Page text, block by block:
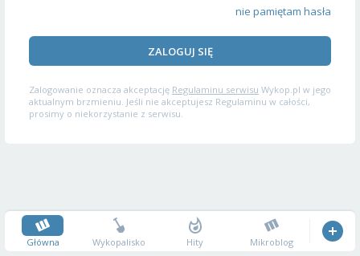
nie pamiętam hasła
ZALOGUJ SIĘ
Zalogowanie oznacza akceptację Regulaminu serwisu Wykop.pl w jego
aktualnym brzmieniu. Jeśli nie akceptujesz Regulaminu w całości,
prosimy o niekorzystanie z serwisu.
Główna Wykopalisko Hity Mikroblog